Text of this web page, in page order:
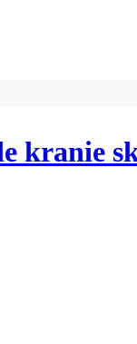
kranie